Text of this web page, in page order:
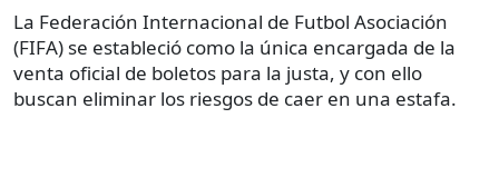
La Federación Internacional de Futbol Asociación
(FIFA) se estableció como la única encargada de la
venta oficial de boletos para la justa, y con ello
buscan eliminar los riesgos de caer en una estafa.